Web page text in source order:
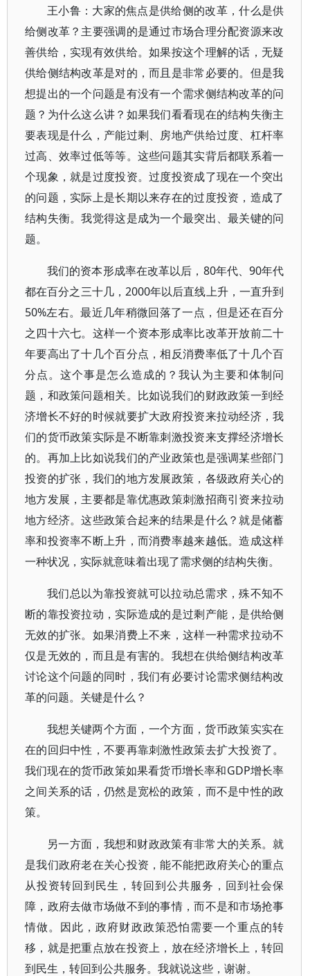
王小鲁：大家的焦点是供给侧的改革，什么是供
给侧改革？主要强调的是通过市场合理分配资源来改
善供给，实现有效供给。如果按这个理解的话，无疑
供给侧结构改革是对的，而且是非常必要的。但是我
想提出的一个问题是有没有一个需求侧结构改革的问
题？为什么这么讲？如果我们看看现在的结构失衡主
要表现是什么，产能过剩、房地产供给过度、杠杆率
过高、效率过低等等。这些问题其实背后都联系着一
个现象，就是过度投资。过度投资成了现在一个突出
的问题，实际上是长期以来存在的过度投资，造成了
结构失衡。我觉得这是成为一个最突出、最关键的问
题。
我们的资本形成率在改革以后，80年代、90年代
都在百分之三十几，2000年以后直线上升，一直升到
50%左右。最近几年稍微回落了一点，但是还在百分
之四十六七。这样一个资本形成率比改革开放前二十
年要高出了十几个百分点，相反消费率低了十几个百
分点。这个事是怎么造成的？我认为主要和体制问
题，和政策问题相关。比如说我们的财政政策一到经
济增长不好的时候就要扩大政府投资来拉动经济，我
们的货币政策实际是不断靠刺激投资来支撑经济增长
的。再加上比如说我们的产业政策也是强调某些部门
投资的扩张，我们的地方发展政策，各级政府关心的
地方发展，主要都是靠优惠政策刺激招商引资来拉动
地方经济。这些政策合起来的结果是什么？就是储蓄
率和投资率不断上升，而消费率越来越低。造成这样
一种状况，实际就意味着出现了需求侧的结构失衡。
我们总以为靠投资就可以拉动总需求，殊不知不
断的靠投资拉动，实际造成的是过剩产能，是供给侧
无效的扩张。如果消费上不来，这样一种需求拉动不
仅是无效的，而且是有害的。我想在供给侧结构改革
讨论这个问题的同时，我们有必要讨论需求侧结构改
革的问题。关键是什么？
我想关键两个方面，一个方面，货币政策实实在
在的回归中性，不要再靠刺激性政策去扩大投资了。
我们现在的货币政策如果看货币增长率和GDP增长率
之间关系的话，仍然是宽松的政策，而不是中性的政
策。
另一方面，我想和财政政策有非常大的关系。就
是我们政府老在关心投资，能不能把政府关心的重点
从投资转回到民生，转回到公共服务，回到社会保
障，政府去做市场做不到的事情，而不是和市场抢事
情做。因此，政府财政政策恐怕需要一个重点的转
移，就是把重点放在投资上，放在经济增长上，转回
到民生，转回到公共服务。我就说这些，谢谢。